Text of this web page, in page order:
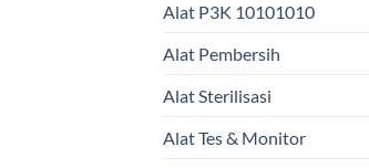
Alat P3K 10101010
Alat Pembersih
Alat Sterilisasi
Alat Tes & Monitor